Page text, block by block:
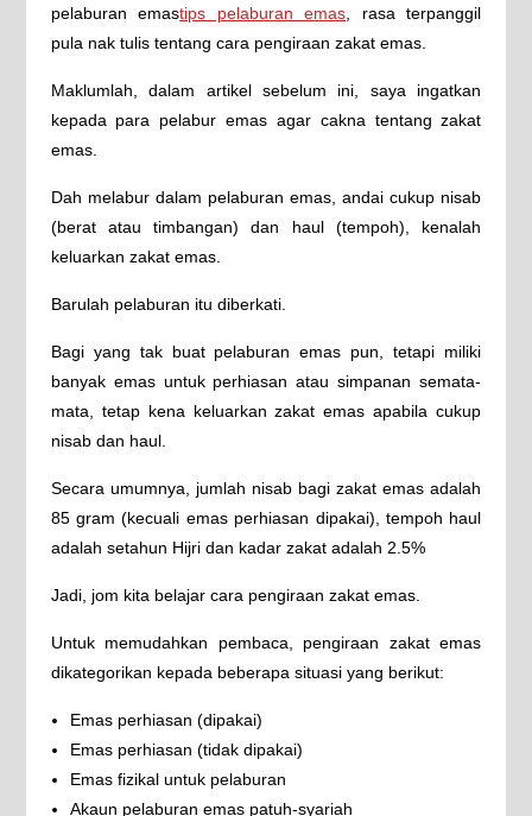
pelaburan emastips pelaburan emas , rasa terpanggil
pula nak tulis tentang cara pengiraan zakat emas.
Maklumlah, dalam artikel sebelum ini, saya ingatkan
kepada para pelabur emas agar cakna tentang zakat
emas.
Dah melabur dalam pelaburan emas, andai cukup nisab
(berat atau timbangan) dan haul (tempoh), kenalah
keluarkan zakat emas.
Barulah pelaburan itu diberkati.
Bagi yang tak buat pelaburan emas pun, tetapi miliki
banyak emas untuk perhiasan atau simpanan semata-
mata, tetap kena keluarkan zakat emas apabila cukup
nisab dan haul.
Secara umumnya, jumlah nisab bagi zakat emas adalah
85 gram (kecuali emas perhiasan dipakai), tempoh haul
adalah setahun Hijri dan kadar zakat adalah 2.5%
Jadi, jom kita belajar cara pengiraan zakat emas.
Untuk memudahkan pembaca, pengiraan zakat emas
dikategorikan kepada beberapa situasi yang berikut:
Emas perhiasan (dipakai)
Emas perhiasan (tidak dipakai)
Emas fizikal untuk pelaburan
Akaun pelaburan emas patuh-syariah